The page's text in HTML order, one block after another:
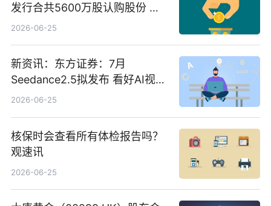
发行合共5600万股认购股份 净
筹约1007万港元 独家焦点
2026-06-25
新资讯：东方证券：7月
Seedance2.5拟发布 看好AI视频
创作工作流进一步提效
2026-06-25
核保时会查看所有体检报告吗？
观速讯
2026-06-25